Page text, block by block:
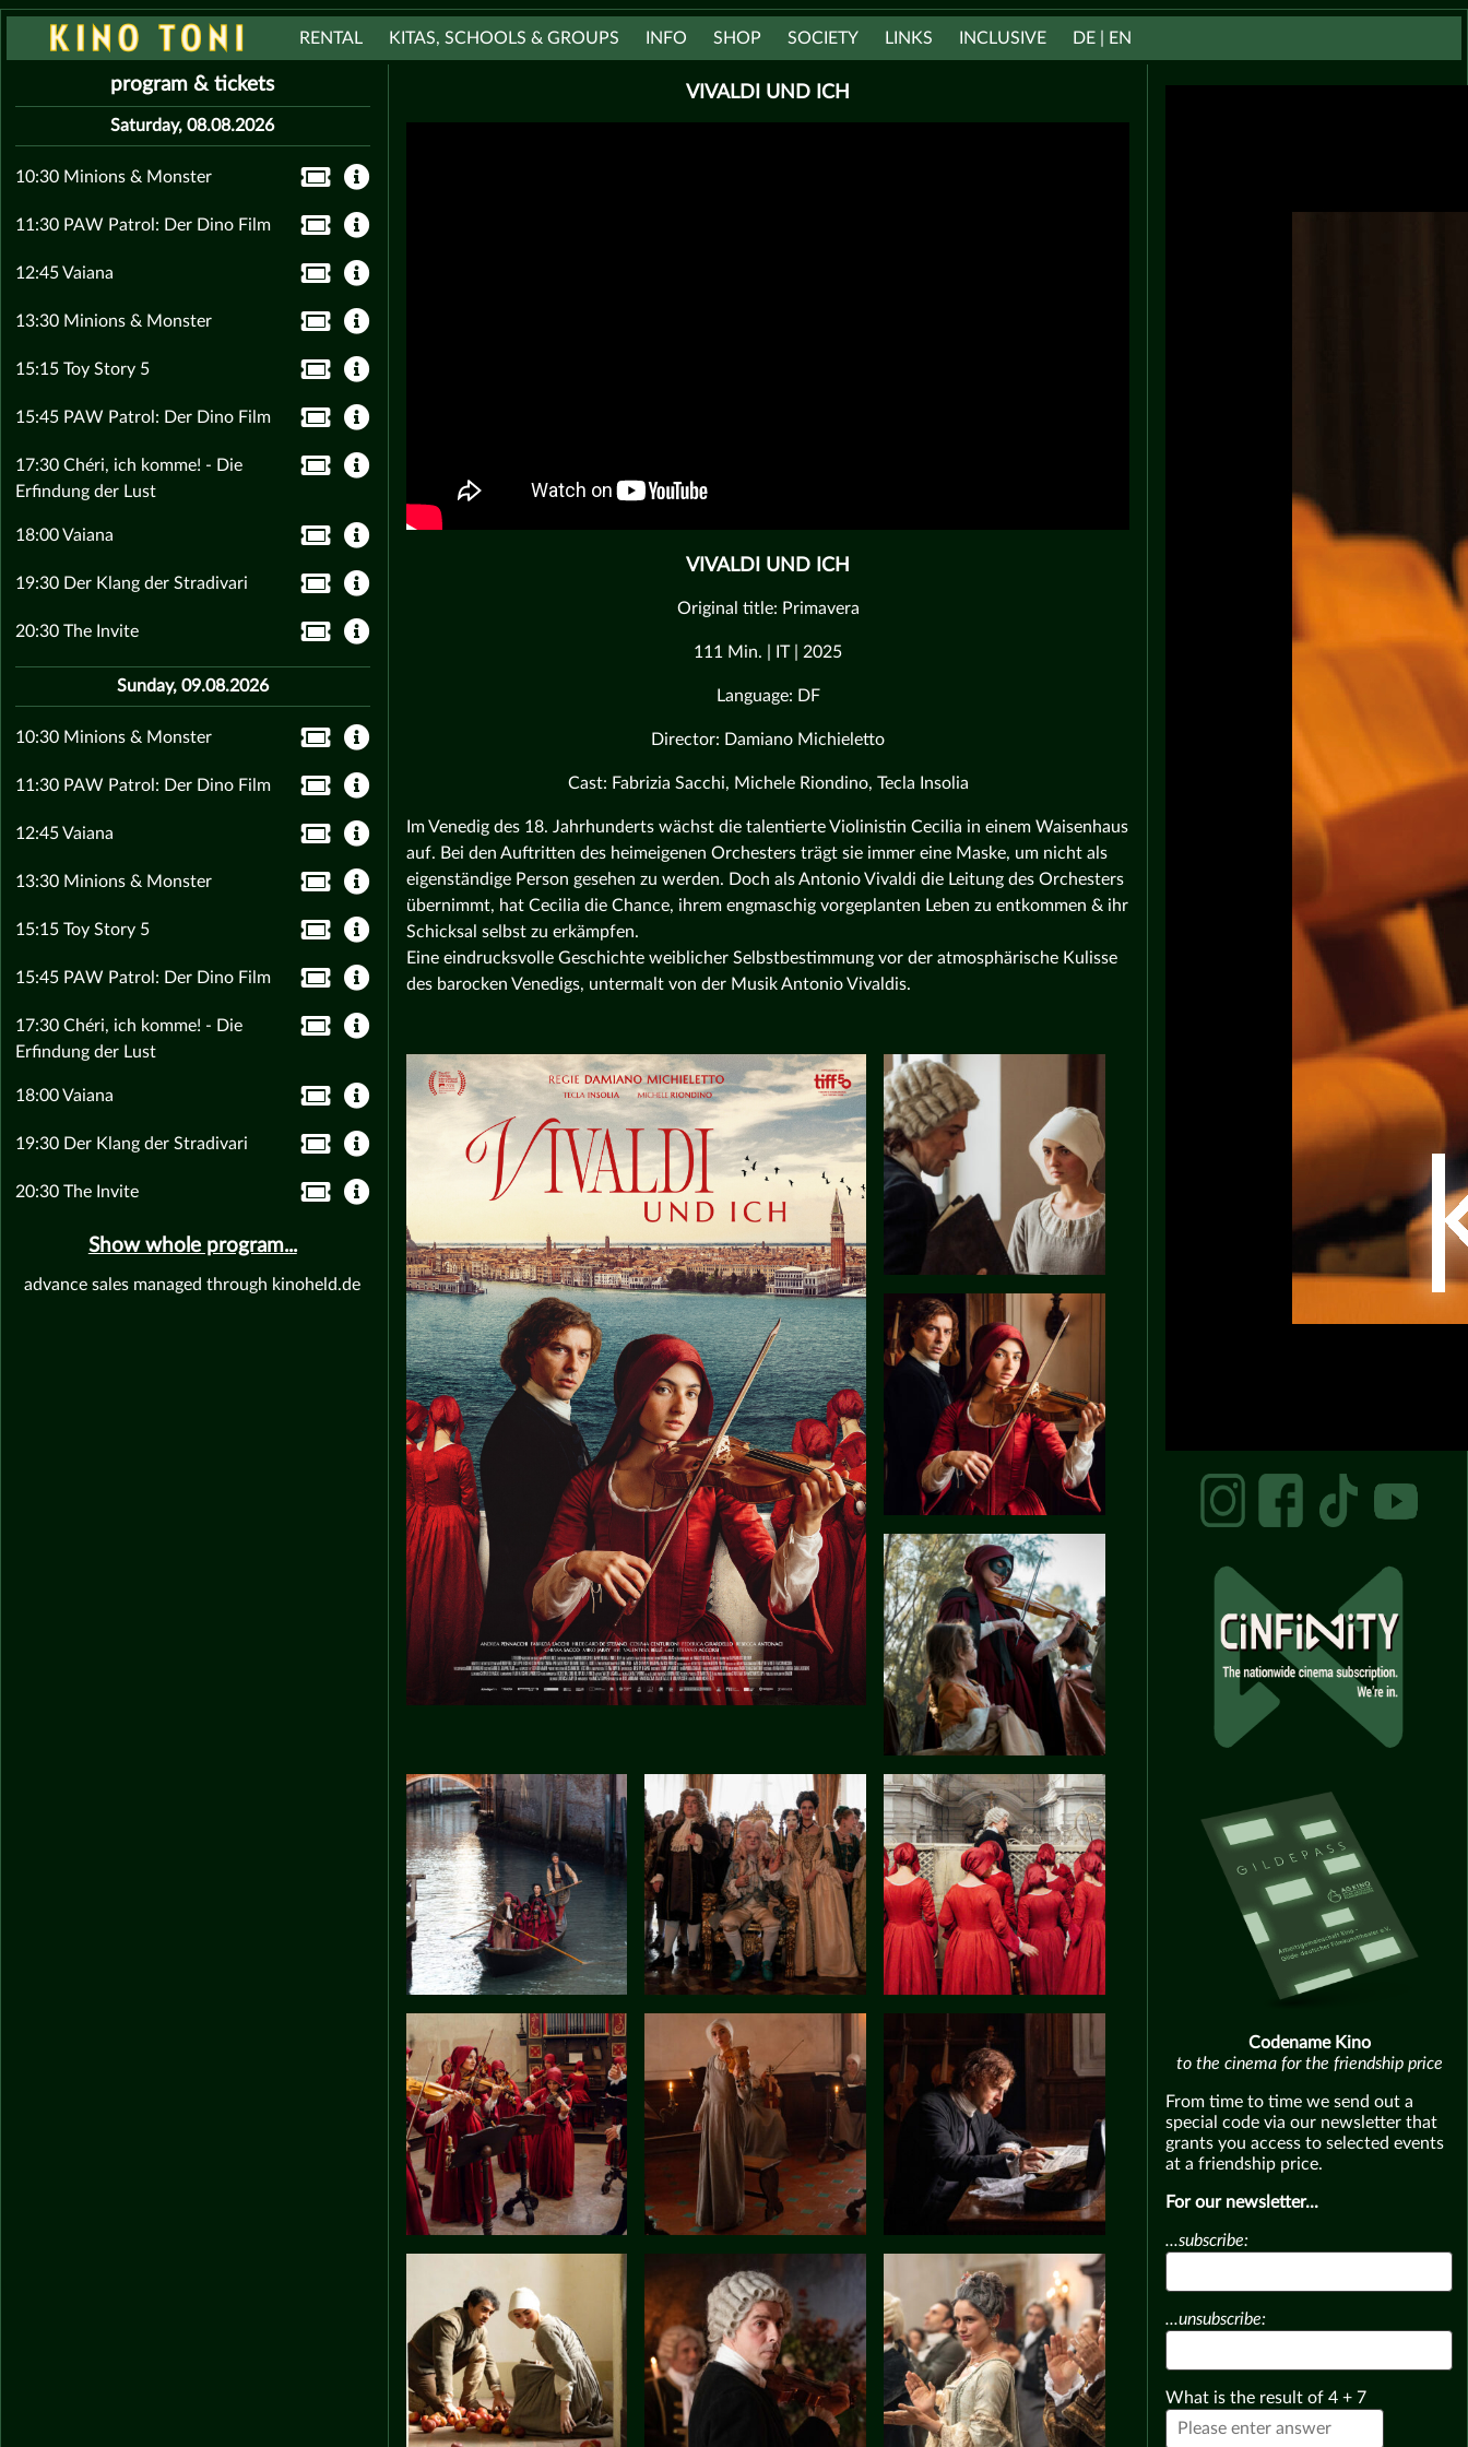
RENTAL KITAS, SCHOOLS & GROUPS INFO SHOP SOCIETY LINKS INCLUSIVE DE | EN
VIVALDI UND ICH
VIVALDI UND ICH
Original title: Primavera
111 Min. | IT | 2025
Language: DF
Director: Damiano Michieletto
Cast: Fabrizia Sacchi, Michele Riondino, Tecla Insolia
Im Venedig des 18. Jahrhunderts wächst die talentierte Violinistin Cecilia in einem Waisenhaus
auf. Bei den Auftritten des heimeigenen Orchesters trägt sie immer eine Maske, um nicht als
eigenständige Person gesehen zu werden. Doch als Antonio Vivaldi die Leitung des Orchesters
übernimmt, hat Cecilia die Chance, ihrem engmaschig vorgeplanten Leben zu entkommen & ihr
Schicksal selbst zu erkämpfen.
Eine eindrucksvolle Geschichte weiblicher Selbstbestimmung vor der atmosphärische Kulisse
des barocken Venedigs, untermalt von der Musik Antonio Vivaldis.
program & tickets
Saturday, 08.08.2026
10:30 Minions & Monster
11:30 PAW Patrol: Der Dino Film
12:45 Vaiana
13:30 Minions & Monster
15:15 Toy Story 5
15:45 PAW Patrol: Der Dino Film
17:30 Chéri, ich komme! - Die
Erfindung der Lust
18:00 Vaiana
19:30 Der Klang der Stradivari
20:30 The Invite
Sunday, 09.08.2026
10:30 Minions & Monster
11:30 PAW Patrol: Der Dino Film
12:45 Vaiana
13:30 Minions & Monster
15:15 Toy Story 5
15:45 PAW Patrol: Der Dino Film
17:30 Chéri, ich komme! - Die
Erfindung der Lust
18:00 Vaiana
19:30 Der Klang der Stradivari
20:30 The Invite
Show whole program...
advance sales managed through kinoheld.de
Codename Kino
to the cinema for the friendship price
From time to time we send out a
special code via our newsletter that
grants you access to selected events
at a friendship price.
For our newsletter...
...subscribe:
...unsubscribe:
What is the result of4 + 7